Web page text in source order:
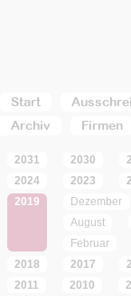
Start
Archiv
Firmen
2031 2030
2024
2023
2019
Dezember
August
Februar
2018
2017
2011
2010